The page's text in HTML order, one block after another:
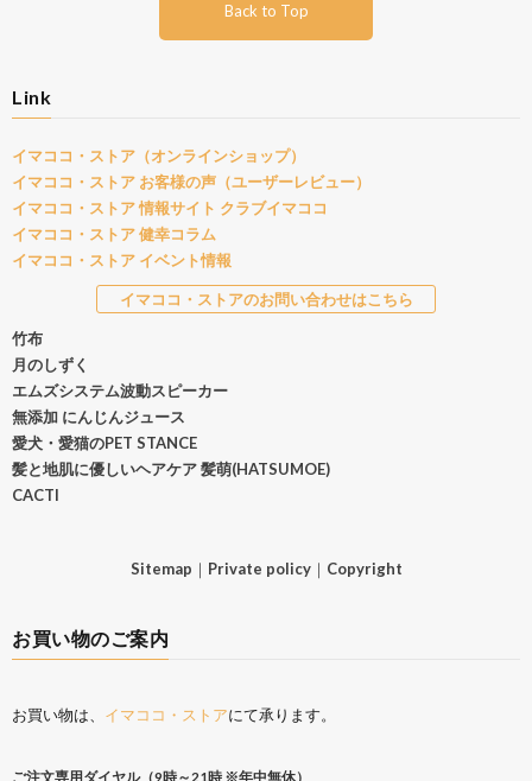
Back to Top
Link
イマココ・ストア（オンラインショップ）
イマココ・ストア お客様の声（ユーザーレビュー）
イマココ・ストア 情報サイト クラブイマココ
イマココ・ストア 健幸コラム
イマココ・ストア イベント情報
イマココ・ストアのお問い合わせはこちら
竹布
月のしずく
エムズシステム波動スピーカー
無添加 にんじんジュース
愛犬・愛猫のPET STANCE
髪と地肌に優しいヘアケア 髪萌(HATSUMOE)
CACTI
Sitemap ｜ Private policy｜ Copyright
お買い物のご案内
お買い物は、 イマココ・ストアにて承ります。
ご注文専用ダイヤル（9時～21時 ※年中無休）